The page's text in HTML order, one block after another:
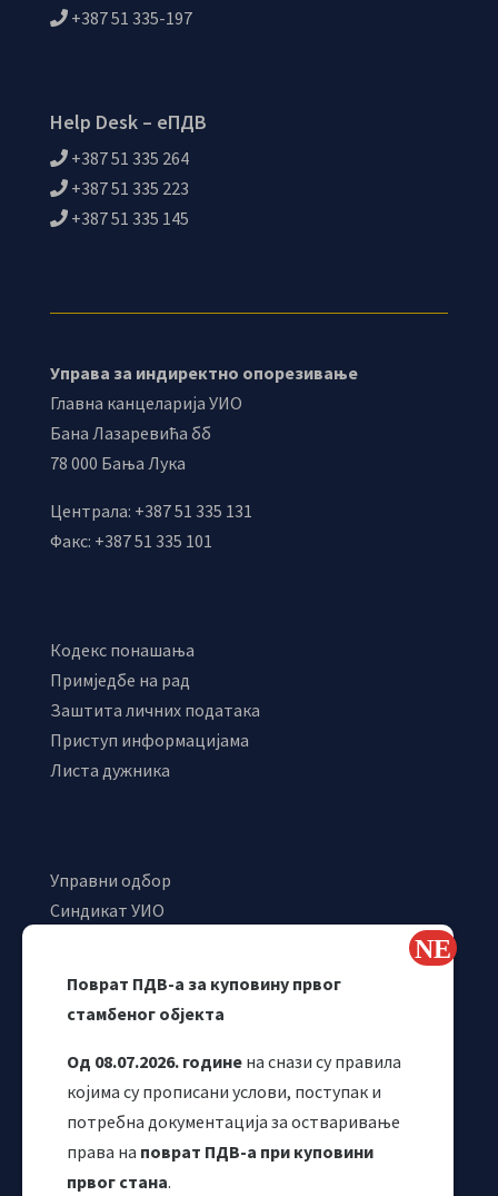
Поврат ПДВ-а за куповину првог
стамбеног објекта
Од 08.07.2026. године на снази су правила
којима су прописани услови, поступак и
потребна документација за остваривање
права на поврат ПДВ-а при куповини
првог стана.
+387 51 335-197
Help Desk – еПДВ
+387 51 335 264
+387 51 335 223
+387 51 335 145
Управа за индиректно опорезивање
Главна канцеларија УИО
Бана Лазаревића бб
78 000 Бања Лука
Централа: +387 51 335 131
Факс: +387 51 335 101
Кодекс понашања
Примједбе на рад
Заштита личних података
Приступ информацијама
Листа дужника
Управни одбор
Синдикат УИО
Одјељење за макроекономску анализу